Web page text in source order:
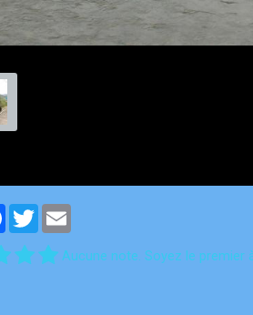
Facebook
Twitter
Aucune note. Soyez le premier